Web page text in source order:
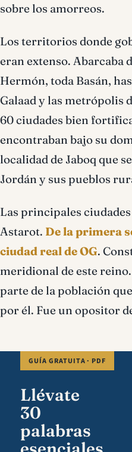
sobre los amorreos.
Los territorios donde
eran extenso. Abarcaba
Hermón, toda Basán,
Galaad y las metrópolis
60 ciudades bien
encontraban bajo su
localidad de Jaboq que
Jordán y sus pueblos
Las principales
Astarot. De la primera
ciudad real de OG.
meridional de este
parte de la población
por él. Fue un opositor
GUÍA GRATUITA · PDF
Llévate
30
palabras